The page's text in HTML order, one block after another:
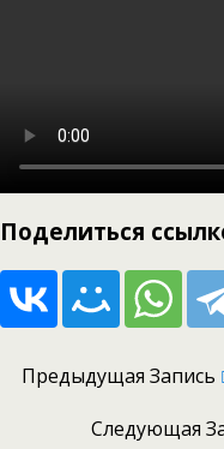
Поделиться
Предыдущая Запись
Следующая